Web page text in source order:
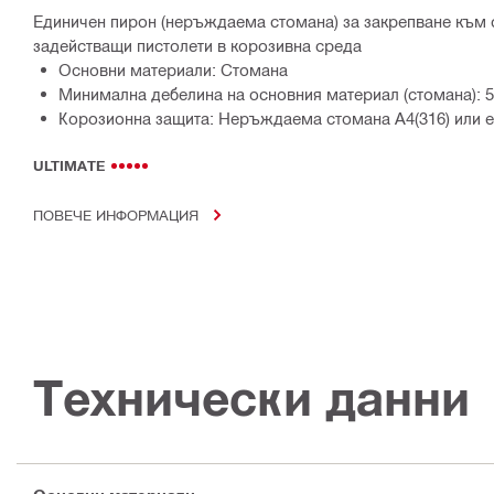
Единичен пирон (неръждаема стомана) за закрепване към
задействащи пистолети в корозивна среда
Основни материали: Стомана
Минимална дебелина на основния материал (стомана):
Корозионна защита: Неръждаема стомана A4(316) или
ULTIMATE
ПОВЕЧЕ ИНФОРМАЦИЯ
Технически данни